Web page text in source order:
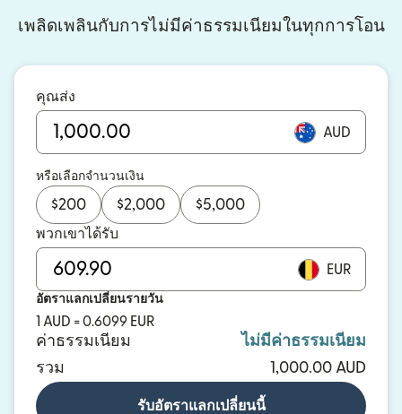
เพลิดเพลินกับการไม่มีค่าธรรมเนียมในทุกการโอน
คุณส่ง
AUD
หรือเลือกจำนวนเงิน
$200 $2,000 $5,000
พวกเขาได้รับ
EUR
อัตราแลกเปลี่ยนรายวัน
1 AUD = 0.6099 EUR
ค่าธรรมเนียม
ไม่มีค่าธรรมเนียม
รวม
1,000.00 AUD
รับอัตราแลกเปลี่ยนนี้